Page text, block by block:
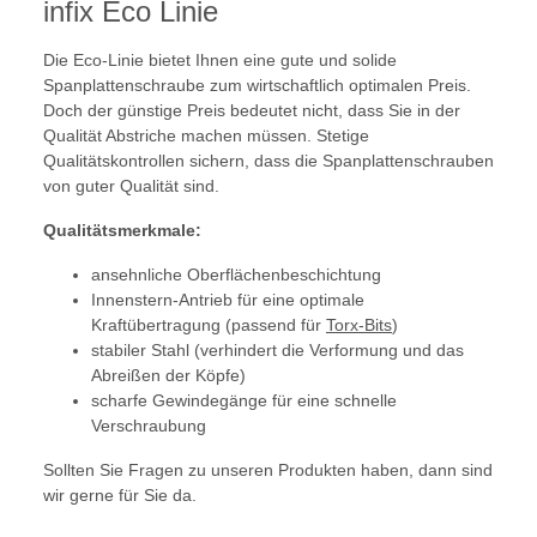
infix Eco Linie
Die Eco-Linie bietet Ihnen eine gute und solide
Spanplattenschraube zum wirtschaftlich optimalen Preis.
Doch der günstige Preis bedeutet nicht, dass Sie in der
Qualität Abstriche machen müssen. Stetige
Qualitätskontrollen sichern, dass die Spanplattenschrauben
von guter Qualität sind.
Qualitätsmerkmale:
ansehnliche Oberflächenbeschichtung
Innenstern-Antrieb für eine optimale
Kraftübertragung (passend für Torx-Bits)
stabiler Stahl (verhindert die Verformung und das
Abreißen der Köpfe)
scharfe Gewindegänge für eine schnelle
Verschraubung
Sollten Sie Fragen zu unseren Produkten haben, dann sind
wir gerne für Sie da.